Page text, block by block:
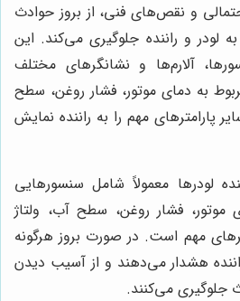
و نقص‌های فنی، از بروز حوادث
و راننده جلوگیری می‌کند. این
آلارم‌ها و نشانگرهای مختلف
به دمای موتور، فشار روغن، سطح
پارامترهای مهم را به راننده نمایش
لودرها معمولاً شامل سنسورهایی
فشار روغن، سطح آب، ولتاژ
مهم است. در صورت بروز هرگونه
هشدار می‌دهند و از آسیب دیدن
جلوگیری می‌کنند.